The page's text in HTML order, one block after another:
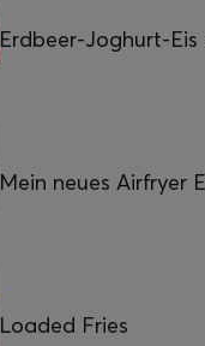
Erdbeer-Joghurt-Eis
Mein neues Airfryer
Loaded Fries